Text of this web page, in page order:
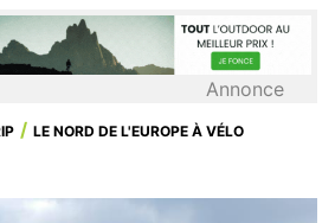
Annonce
LE NORD DE L'EUROPE À VÉLO